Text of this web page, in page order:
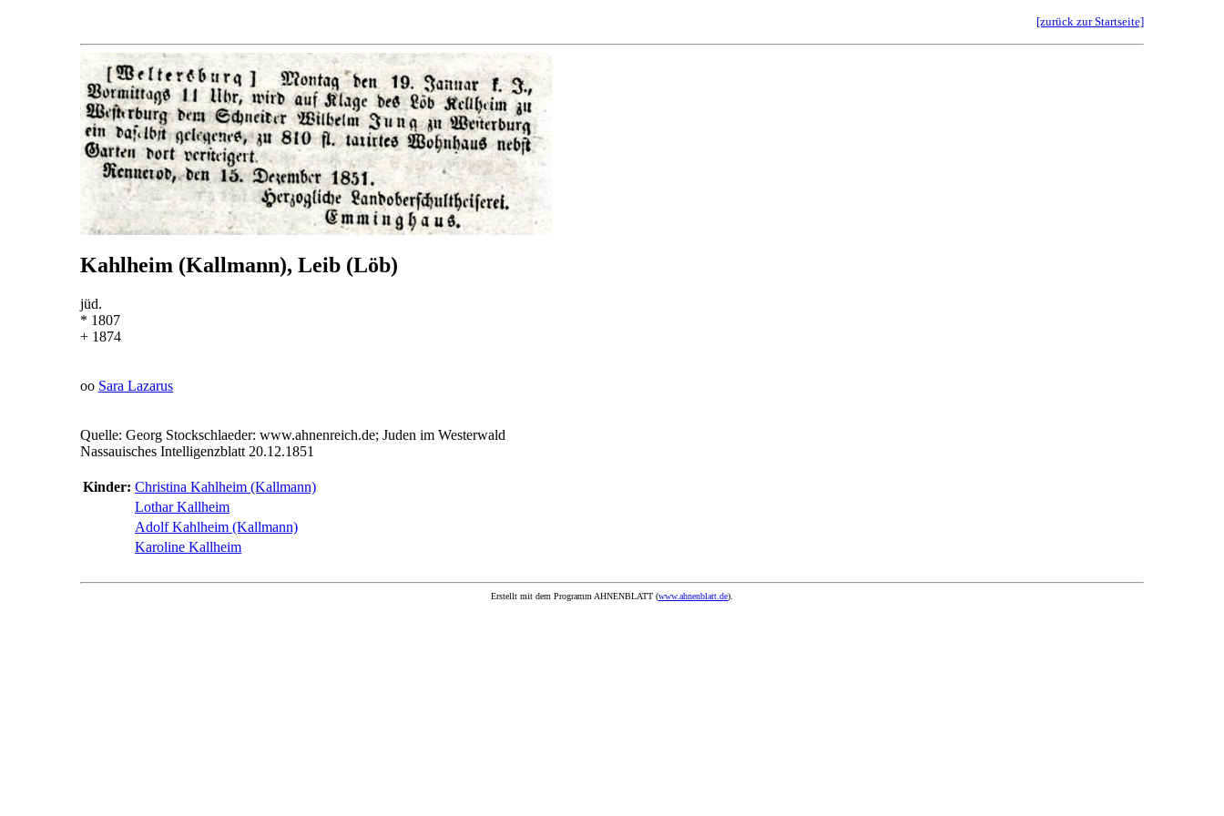
[zurück zur Startseite]
Kahlheim (Kallmann), Leib (Löb)
jüd.
* 1807
+ 1874
oo Sara Lazarus
Quelle: Georg Stockschlaeder: www.ahnenreich.de; Juden im Westerwald
Nassauisches Intelligenzblatt 20.12.1851
Kinder: Christina Kahlheim (Kallmann)
Lothar Kallheim
Adolf Kahlheim (Kallmann)
Karoline Kallheim
Erstellt mit dem Programm AHNENBLATT (www.ahnenblatt.de).